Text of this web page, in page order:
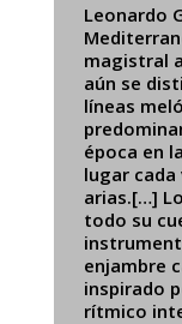
Leonardo
magistral
aún se
líneas
época en
lugar
arias.[…]
todo su
enjambre
inspirado
rítmico